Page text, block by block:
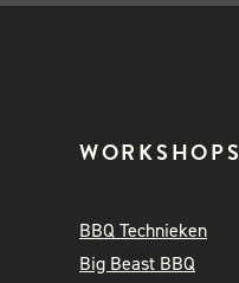
WORKSHOPS
BBQ Technieken
Big Beast BBQ